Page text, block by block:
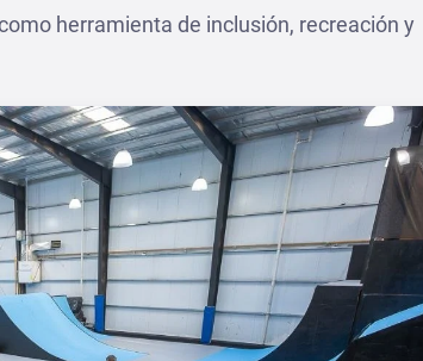
herramienta de inclusión, recreación y